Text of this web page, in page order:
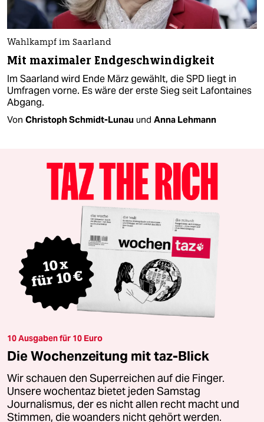
Wahlkampf im Saarland
Mit maximaler Endgeschwindigkeit
Im Saarland wird Ende März gewählt, die SPD liegt in
Umfragen vorne. Es wäre der erste Sieg seit Lafontaines
Abgang.
Von Christoph Schmidt-Lunau und Anna Lehmann
10 Ausgaben für 10 Euro
Die Wochenzeitung mit taz-Blick
Wir schauen den Superreichen auf die Finger.
Unsere wochentaz bietet jeden Samstag
Journalismus, der es nicht allen recht macht und
Stimmen, die woanders nicht gehört werden.